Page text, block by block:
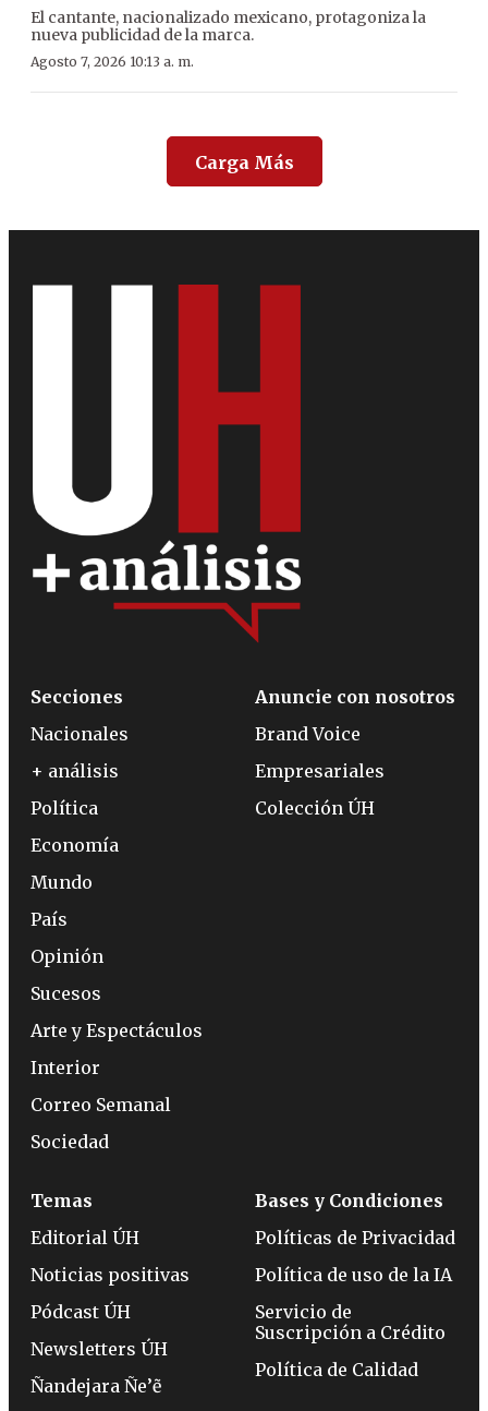
El cantante, nacionalizado mexicano, protagoniza la
nueva publicidad de la marca.
Agosto 7, 2026 10:13 a. m.
Carga Más
Secciones
Nacionales
+ análisis
Política
Economía
Mundo
País
Opinión
Sucesos
Arte y Espectáculos
Interior
Correo Semanal
Sociedad
Anuncie con nosotros
Brand Voice
Empresariales
Colección ÚH
Temas
Editorial ÚH
Noticias positivas
Pódcast ÚH
Newsletters ÚH
Ñandejara Ñe’ẽ
Bases y Condiciones
Políticas de Privacidad
Política de uso de la IA
Servicio de
Suscripción a Crédito
Política de Calidad